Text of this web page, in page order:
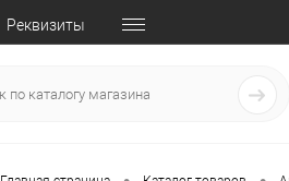
Реквизиты